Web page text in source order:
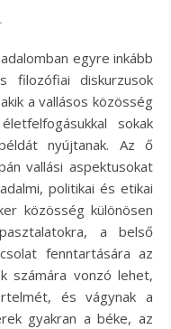
filozófiai diskurzusok
a vallásos közösség
sokak
nyújtanak. Az ő
vallási aspektusokat
politikai és etikai
közösség különösen
a belső
fenntartására az
számára vonzó lehet,
és vágynak a
gyakran a béke, az